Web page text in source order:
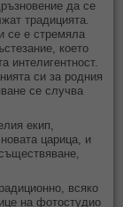
да се
традицията.
се е стремяла
което
интелигентност.
си за родния
се случва
екип,
царица, и
всяко
на фотостудио